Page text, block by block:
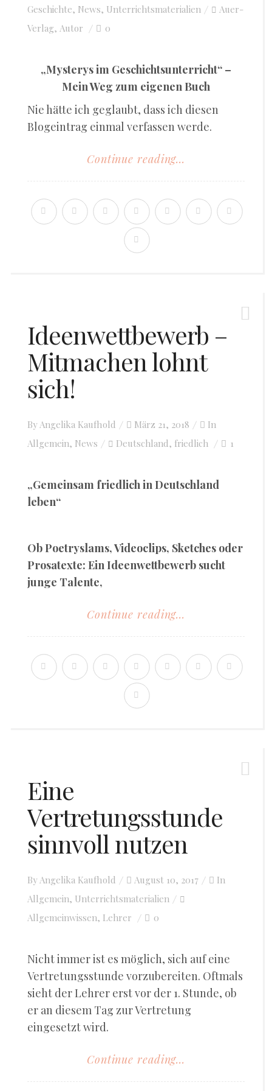
on
Geschichte, News, Unterrichtsmaterialien
Auer-
Verlag, Autor 0
„Mysterys im Geschichtsunterricht“ –
Mein Weg zum eigenen Buch
Nie hätte ich geglaubt, dass ich diesen
Blogeintrag einmal verfassen werde.
Continue reading...
Ideenwettbewerb –
Mitmachen lohnt
sich!
ByAngelika Kaufhold
Posted
on
März 21, 2018
In
Allgemein, News Deutschland, friedlich 1
„Gemeinsam friedlich in Deutschland
leben“
Ob Poetryslams, Videoclips, Sketches oder
Prosatexte: Ein Ideenwettbewerb sucht
junge Talente,
Continue reading...
Eine
Vertretungsstunde
sinnvoll nutzen
ByAngelika Kaufhold
Posted
on
August 10, 2017
In
Allgemein, Unterrichtsmaterialien
Allgemeinwissen, Lehrer 0
Nicht immer ist es möglich, sich auf eine
Vertretungsstunde vorzubereiten. Oftmals
sieht der Lehrer erst vor der 1. Stunde, ob
er an diesem Tag zur Vertretung
eingesetzt wird.
Continue reading...